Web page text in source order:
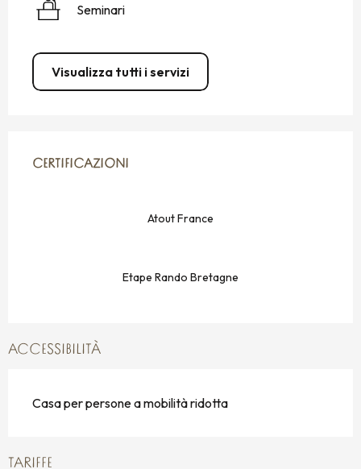
Seminari
Visualizza tutti i servizi
CERTIFICAZIONI
CERTIFICAZIONI
Atout France
Etape Rando Bretagne
ACCESSIBILITÀ
Casa per persone a mobilità ridotta
TARIFFE